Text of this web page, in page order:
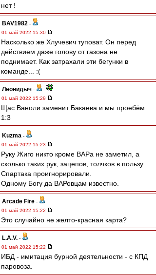
нет !
BAV1982 -
01 май 2022 15:30
Насколько же Хлучевич туповат. Он перед
действием даже голову от газона не
поднимает. Как затрахали эти бегунки в
команде... :(
Леонидыч -
01 май 2022 15:29
Щас Ваноли заменит Бакаева и мы проебём
1:3
Kuzma -
01 май 2022 15:23
Руку Жиго никто кроме ВАРа не заметил, а
сколько таких рук, зацепов, толчков в пользу
Спартака проигнорировали.
Одному Богу да ВАРовцам известно.
Arcade Fire -
01 май 2022 15:22
Это случайно не желто-красная карта?
L.А.V. -
01 май 2022 15:22
ИБД - имитация бурной деятельности - с КПД
паровоза.